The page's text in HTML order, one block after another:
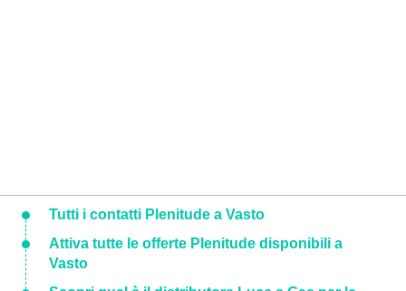
Tutti i contatti Plenitude a Vasto
Attiva tutte le offerte Plenitude disponibili a
Vasto